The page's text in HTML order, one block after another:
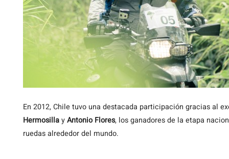
En 2012, Chile tuvo una destacada participación gracias al
HermosillayAntonio Flores, los ganadores de la etapa
ruedas alrededor del mundo.